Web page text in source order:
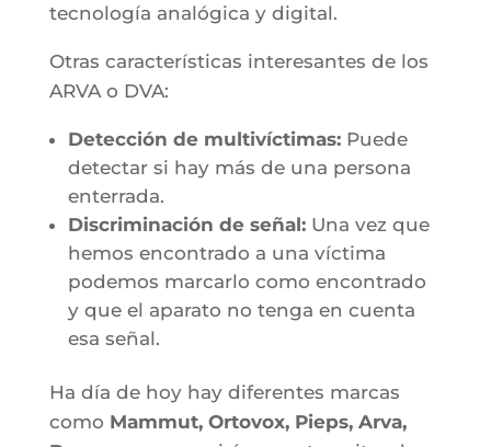
tecnología analógica y digital.
Otras características interesantes de los
ARVA o DVA:
Detección de multivíctimas:Puede
detectar si hay más de una persona
enterrada.
Discriminación de señal:Una vez que
hemos encontrado a una víctima
podemos marcarlo como encontrado
y que el aparato no tenga en cuenta
esa señal.
Ha día de hoy hay diferentes marcas
como Mammut, Ortovox, Pieps, Arva,